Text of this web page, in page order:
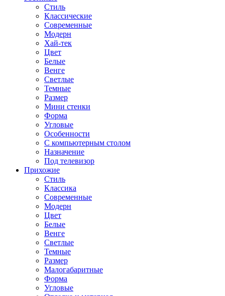
Стиль
Классические
Современные
Модерн
Хай-тек
Цвет
Белые
Венге
Светлые
Темные
Размер
Мини стенки
Форма
Угловые
Особенности
С компьютерным столом
Назначение
Под телевизор
Прихожие
Стиль
Классика
Современные
Модерн
Цвет
Белые
Венге
Светлые
Темные
Размер
Малогабаритные
Форма
Угловые